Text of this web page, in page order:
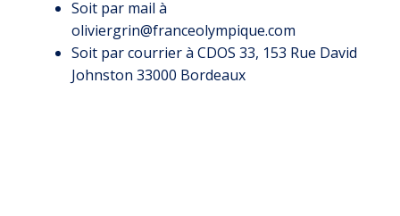
Soit par mail à
oliviergrin@franceolympique.com
Soit par courrier à CDOS 33, 153 Rue David
Johnston 33000 Bordeaux